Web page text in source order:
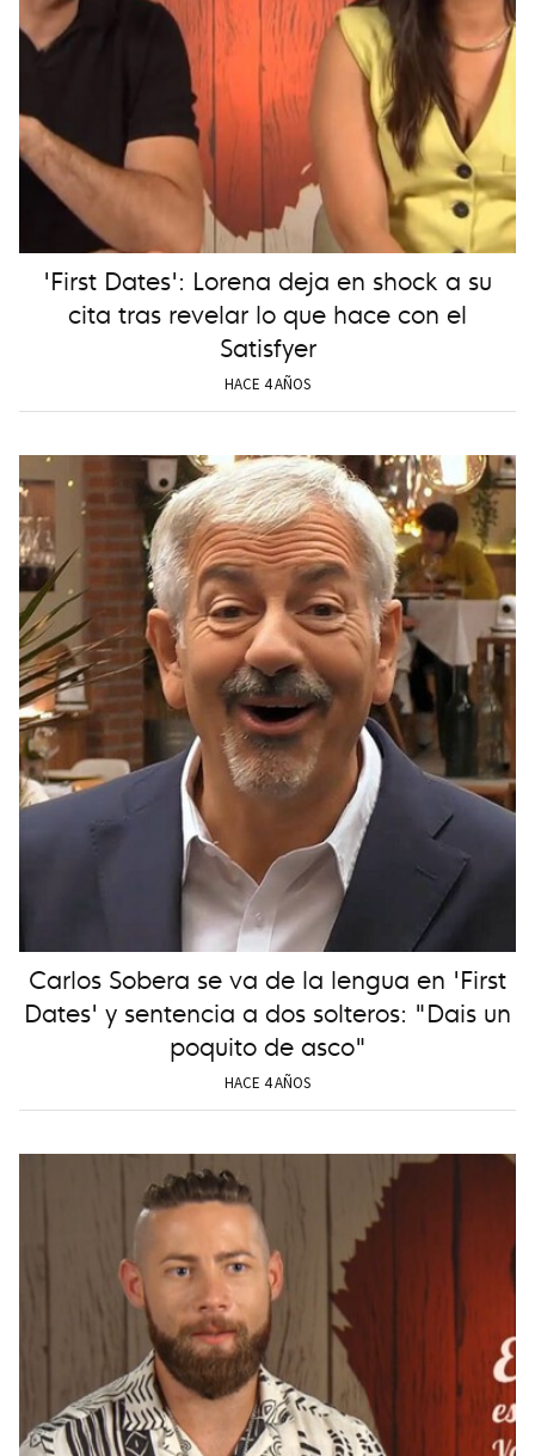
'First Dates': Lorena deja en shock a su
cita tras revelar lo que hace con el
Satisfyer
HACE 4 AÑOS
Carlos Sobera se va de la lengua en 'First
Dates' y sentencia a dos solteros: "Dais un
poquito de asco"
HACE 4 AÑOS